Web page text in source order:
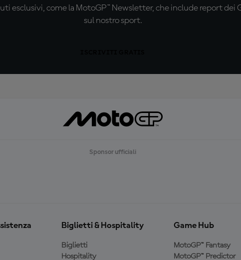
esclusivi, come la MotoGP™ Newsletter, che include report
sul nostro sport.
Sponsor ufficiali
Biglietti & Hospitality
Biglietti
Hospitality
Game Hub
MotoGP™ Fantasy
MotoGP™ Predictor